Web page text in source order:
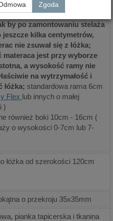
należy dobrać do wysokości
by po zamontowaniu stelaża
jeszcze kilka centymetrów,
nie zsuwał się z łóżka;
materaca jest przy wyborze
a wysokość ramy nie
na wytrzymałość i
łóżka; standardowa rama 6cm
Flex lub innych o małej
)
również boki 10cm - 16cm (
o wysokości 0-7cm lub 7-
łóżka od szerokości 120cm
o przekroju 35x35mm
pianka tapicerska i tkanina
Zgoda